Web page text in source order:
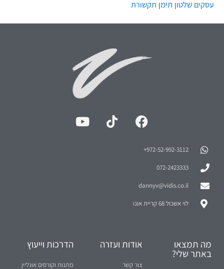
עסקים שלטון תימן תקשורת
972-52-992-3112⁩+
072-2423333
dannyv@vidis.co.il
לוי אשכול 68 קריית אונו
מה תמצאו
באתר שלי?
אודות ועזרה
צור קשר
הדרכות וייעוץ
מתנות וקורסים אונליין